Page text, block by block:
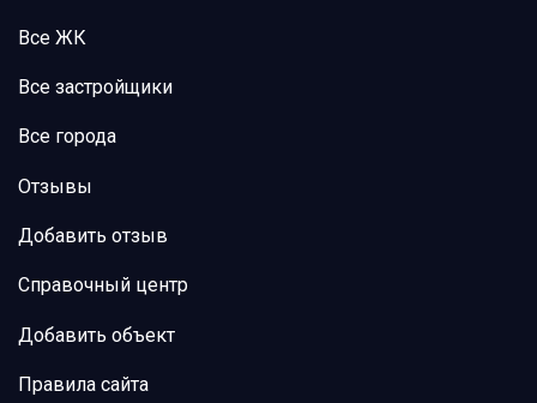
Все ЖК
Все застройщики
Все города
Отзывы
Добавить отзыв
Справочный центр
Добавить объект
Правила сайта